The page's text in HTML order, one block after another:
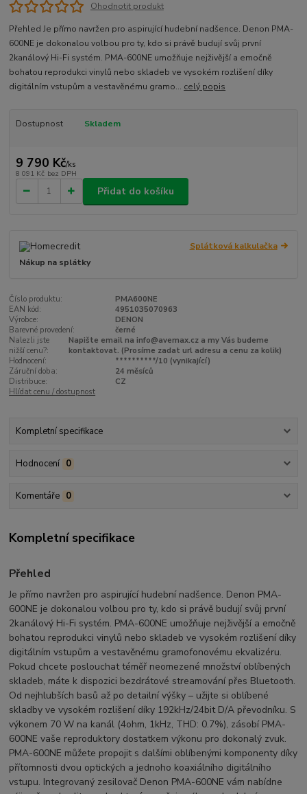
Ohodnotit produkt
Přehled Je přímo navržen pro aspirující hudební nadšence. Denon PMA-
600NE je dokonalou volbou pro ty, kdo si právě budují svůj první
2kanálový Hi-Fi systém. PMA-600NE umožňuje nejživější a emočně
bohatou reprodukci vinylů nebo skladeb ve vysokém rozlišení díky
digitálním vstupům a vestavěnému gramo... celý popis
Dostupnost Skladem
9 790 Kč/ks
8 091 Kč bez DPH
Přidat do košíku
Splátková kalkulačka
Nákup na splátky
Číslo produktu:
PMA600NE
EAN kód:
4951035070963
Výrobce:
DENON
Barevné provedení:
černé
Nalezli jste
nižší cenu?:
Napište email na info@avemax.cz a my Vás budeme
kontaktovat. (Prosíme zadat url adresu a cenu za kolik)
Hodnocení:
**********/10 (vynikající)
Záruční doba:
24 měsíců
Distribuce:
CZ
Hlídat cenu / dostupnost
Kompletní specifikace
Hodnocení 0
Komentáře 0
Kompletní specifikace
Přehled
Je přímo navržen pro aspirující hudební nadšence. Denon PMA-
600NE je dokonalou volbou pro ty, kdo si právě budují svůj první
2kanálový Hi-Fi systém. PMA-600NE umožňuje nejživější a emočně
bohatou reprodukci vinylů nebo skladeb ve vysokém rozlišení díky
digitálním vstupům a vestavěnému gramofonovému ekvalizéru.
Pokud chcete poslouchat téměř neomezené množství oblíbených
skladeb, máte k dispozici bezdrátové streamování přes Bluetooth.
Od nejhlubších basů až po detailní výšky – užijte si oblíbené
skladby ve vysokém rozlišení díky 192kHz/24bit D/A převodníku. S
výkonem 70 W na kanál (4ohm, 1kHz, THD: 0.7%), zásobí PMA-
600NE vaše reproduktory dostatkem výkonu pro dokonalý zvuk.
PMA-600NE můžete propojit s dalšími oblíbenými komponenty díky
přítomnosti dvou optických a jednoho koaxiálního digitálního
vstupu. Integrovaný zesilovač Denon PMA-600NE vám nabídne